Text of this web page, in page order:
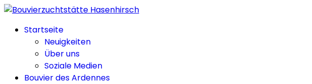
Startseite
Neuigkeiten
Über uns
Soziale Medien
Bouvier des Ardennes